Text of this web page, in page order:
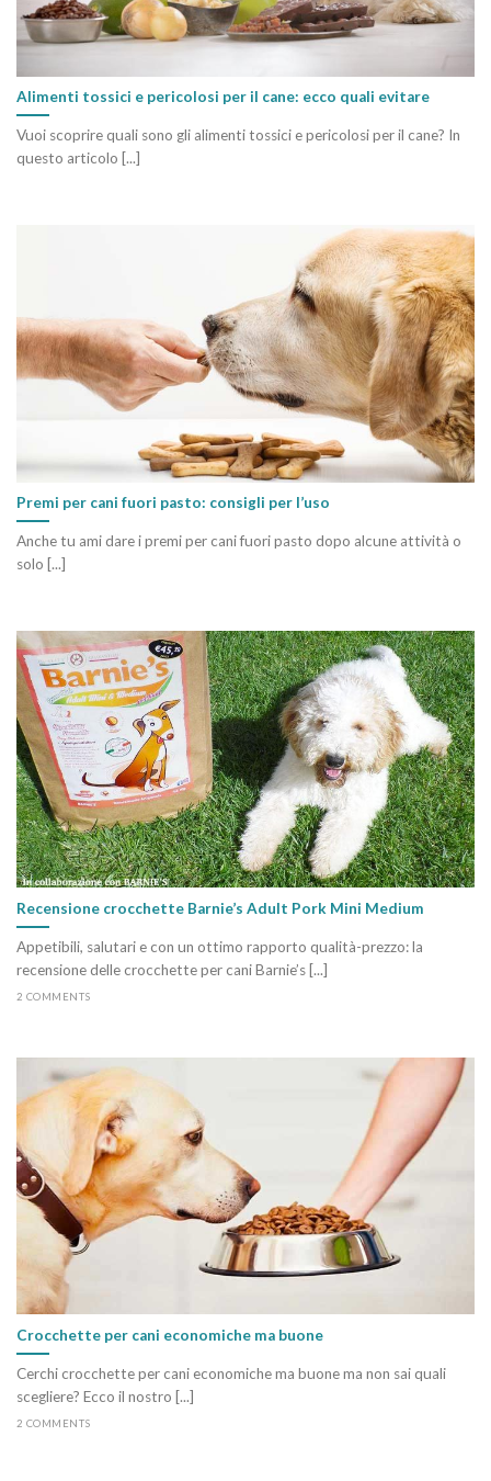
Alimenti tossici e pericolosi per il cane: ecco quali evitare
Vuoi scoprire quali sono gli alimenti tossici e pericolosi per il cane? In
questo articolo [...]
Premi per cani fuori pasto: consigli per l’uso
Anche tu ami dare i premi per cani fuori pasto dopo alcune attività o
solo [...]
Recensione crocchette Barnie’s Adult Pork Mini Medium
Appetibili, salutari e con un ottimo rapporto qualità-prezzo: la
recensione delle crocchette per cani Barnie’s [...]
2 COMMENTS
Crocchette per cani economiche ma buone
Cerchi crocchette per cani economiche ma buone ma non sai quali
scegliere? Ecco il nostro [...]
2 COMMENTS